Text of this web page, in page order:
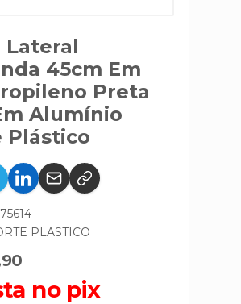
Lateral
45cm Em
Preta
Alumínio
Plástico
PLASTICO
no pix